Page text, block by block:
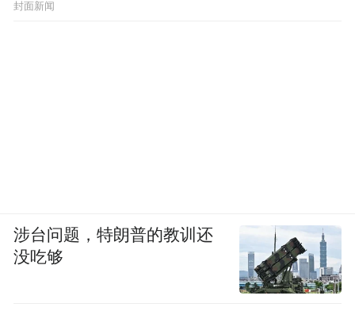
封面新闻
涉台问题，特朗普的教训还
没吃够